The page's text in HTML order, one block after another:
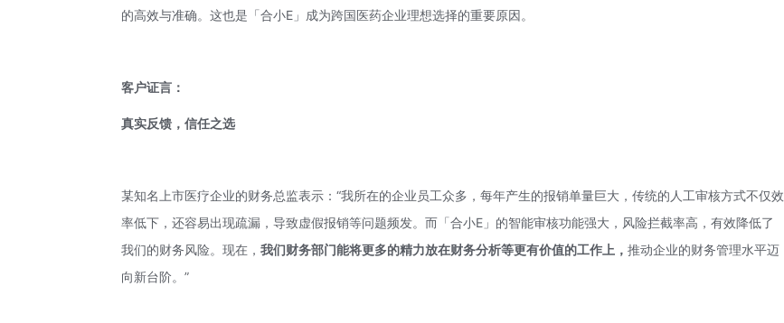
的高效与准确。这也是「合小E」成为跨国医药企业理想选择的重要原因。
客户证言：
真实反馈，信任之选
某知名上市医疗企业的财务总监表示：“我所在的企业员工众多，每年产生的报销单量巨大，传统的人工审核方式不仅效
率低下，还容易出现疏漏，导致虚假报销等问题频发。而「合小E」的智能审核功能强大，风险拦截率高，有效降低了
我们的财务风险。现在，我们财务部门能将更多的精力放在财务分析等更有价值的工作上，推动企业的财务管理水平迈
向新台阶。”